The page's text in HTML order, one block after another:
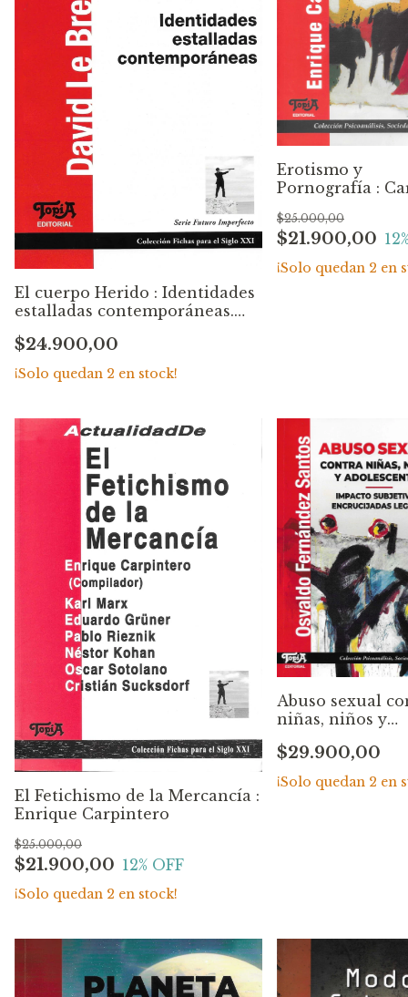
El cuerpo Herido : Identidades
estalladas contemporáneas.
$24.900,00
¡Solo quedan 2 en stock!
Erotismo y
Pornografía :
$21.900,00
$25.000,00
12
¡Solo quedan 2 en
El Fetichismo de la Mercancía :
Enrique Carpintero
$21.900,00
$25.000,00
12% OFF
¡Solo quedan 2 en stock!
Abuso sexual
niñas, niños y
Impacto
encrucijadas
Osvaldo
$29.900,00
¡Solo quedan 2 en